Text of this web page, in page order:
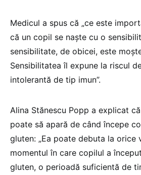
Medicul a spus că „ce este
că un copil se naște cu o
sensibilitate, de obicei, este
Sensibilitatea îl expune la riscul
intolerantă de tip imun”.
Alina Stănescu Popp a explicat
poate să apară de când începe
gluten: „Ea poate debuta la orice
momentul în care copilul a
gluten, o perioadă suficientă de